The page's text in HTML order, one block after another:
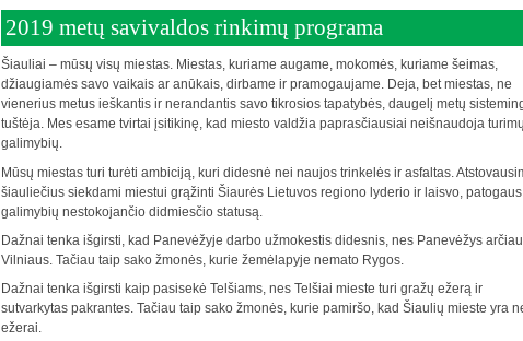
2019 metų savivaldos rinkimų programa
Šiauliai – mūsų visų miestas. Miestas, kuriame augame, mokomės, kuriame šeimas,
džiaugiamės savo vaikais ar anūkais, dirbame ir pramogaujame. Deja, bet miestas, ne
vienerius metus ieškantis ir nerandantis savo tikrosios tapatybės, daugelį metų
tuštėja. Mes esame tvirtai įsitikinę, kad miesto valdžia paprasčiausiai neišnaudoja turimų
galimybių.
Mūsų miestas turi turėti ambiciją, kuri didesnė nei naujos trinkelės ir asfaltas.
šiauliečius siekdami miestui grąžinti Šiaurės Lietuvos regiono lyderio ir laisvo,
galimybių nestokojančio didmiesčio statusą.
Dažnai tenka išgirsti, kad Panevėžyje darbo užmokestis didesnis, nes Panevėžys arčiau
Vilniaus. Tačiau taip sako žmonės, kurie žemėlapyje nemato Rygos.
Dažnai tenka išgirsti kaip pasisekė Telšiams, nes Telšiai mieste turi gražų ežerą ir
sutvarkytas pakrantes. Tačiau taip sako žmonės, kurie pamiršo, kad Šiaulių mieste yra
ežerai.